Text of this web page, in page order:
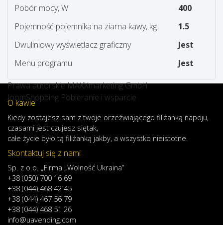
Pobór mocy, W
400
Pojemność pojemnika na ziarna kawy, kg
1.5
Dwuliniowy wyświetlacz graficzny
Jest
Menu programu
Jest
Prawa autorskie MAXXmarketing GmbH
JoomShopping Pobieranie i wsparcie
O kawie
Kiedy zostajesz sam z twoje orzeźwiającego filiżanką napoju,
czasami jest czujesz siętak,
całe życie było tą filiżanką jakby, a wszystko nieistotne.
Skontaktuj się z nami
Sp. z o.o. „Firma „Wolność Ukraina”
+38 (050) 700 16 69
+38 (044) 468 42 45
+38 (044) 467 56 79
+38 (044) 468 51 26
info@uavending.com